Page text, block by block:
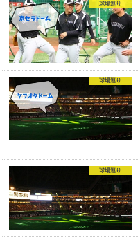
球場巡り
球場巡り
球場巡り